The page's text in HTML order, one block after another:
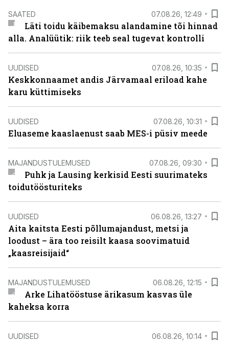
SAATED 07.08.26, 12:49
Läti toidu käibemaksu alandamine tõi hinnad
alla. Analüütik: riik teeb seal tugevat kontrolli
UUDISED 07.08.26, 10:35
Keskkonnaamet andis Järvamaal eriload kahe
karu küttimiseks
UUDISED 07.08.26, 10:31
Eluaseme kaaslaenust saab MES-i püsiv meede
MAJANDUSTULEMUSED 07.08.26, 09:30
Puhk ja Lausing kerkisid Eesti suurimateks
toidutöösturiteks
UUDISED 06.08.26, 13:27
Aita kaitsta Eesti põllumajandust, metsi ja
loodust – ära too reisilt kaasa soovimatuid
„kaasreisijaid“
MAJANDUSTULEMUSED 06.08.26, 12:15
Arke Lihatööstuse ärikasum kasvas üle
kaheksa korra
UUDISED 06.08.26, 10:14